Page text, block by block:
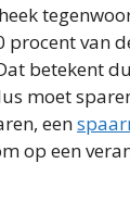
van
betekent
moet
een
op een